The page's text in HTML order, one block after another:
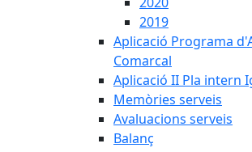
2019
Aplicació Programa
Comarcal
Aplicació II Pla intern
Memòries serveis
Avaluacions serveis
Balanç